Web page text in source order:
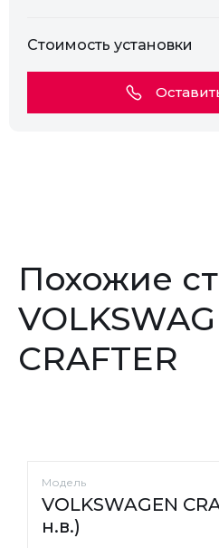
Стоимость установки
Похожие
CRAFTER
Модель
VOLKSWAGEN
н.в.)